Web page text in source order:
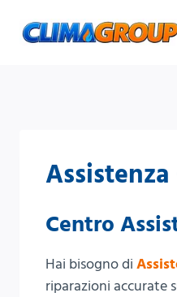
Centro
Hai bisogno di
riparazioni accurate